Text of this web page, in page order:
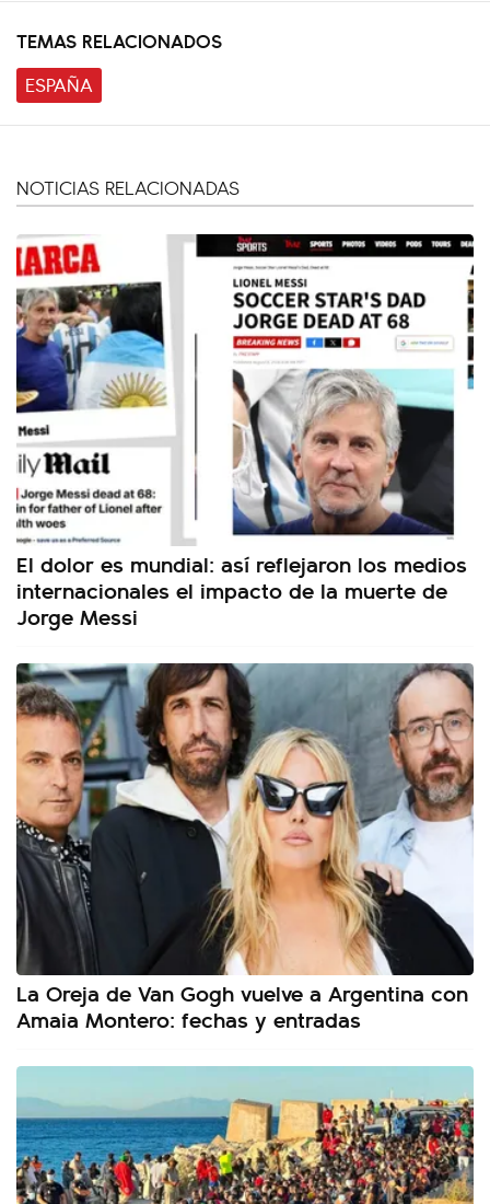
TEMAS RELACIONADOS
ESPAÑA
NOTICIAS RELACIONADAS
El dolor es mundial: así reflejaron los medios
internacionales el impacto de la muerte de
Jorge Messi
La Oreja de Van Gogh vuelve a Argentina con
Amaia Montero: fechas y entradas